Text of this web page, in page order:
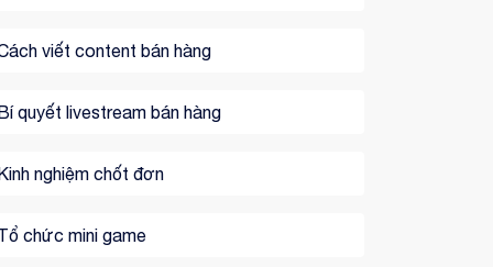
viết content bán hàng
quyết livestream bán hàng
nghiệm chốt đơn
chức mini game